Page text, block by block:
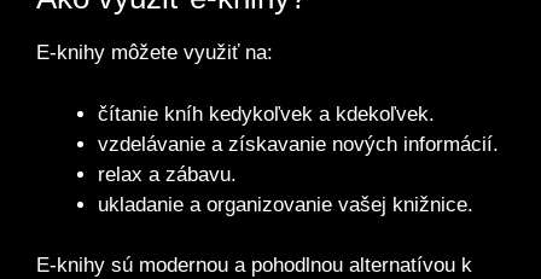
E-knihy môžete využiť na:
čítanie kníh kedykoľvek a kdekoľvek.
vzdelávanie a získavanie nových informácií.
relax a zábavu.
ukladanie a organizovanie vašej knižnice.
E-knihy sú modernou a pohodlnou alternatívou k